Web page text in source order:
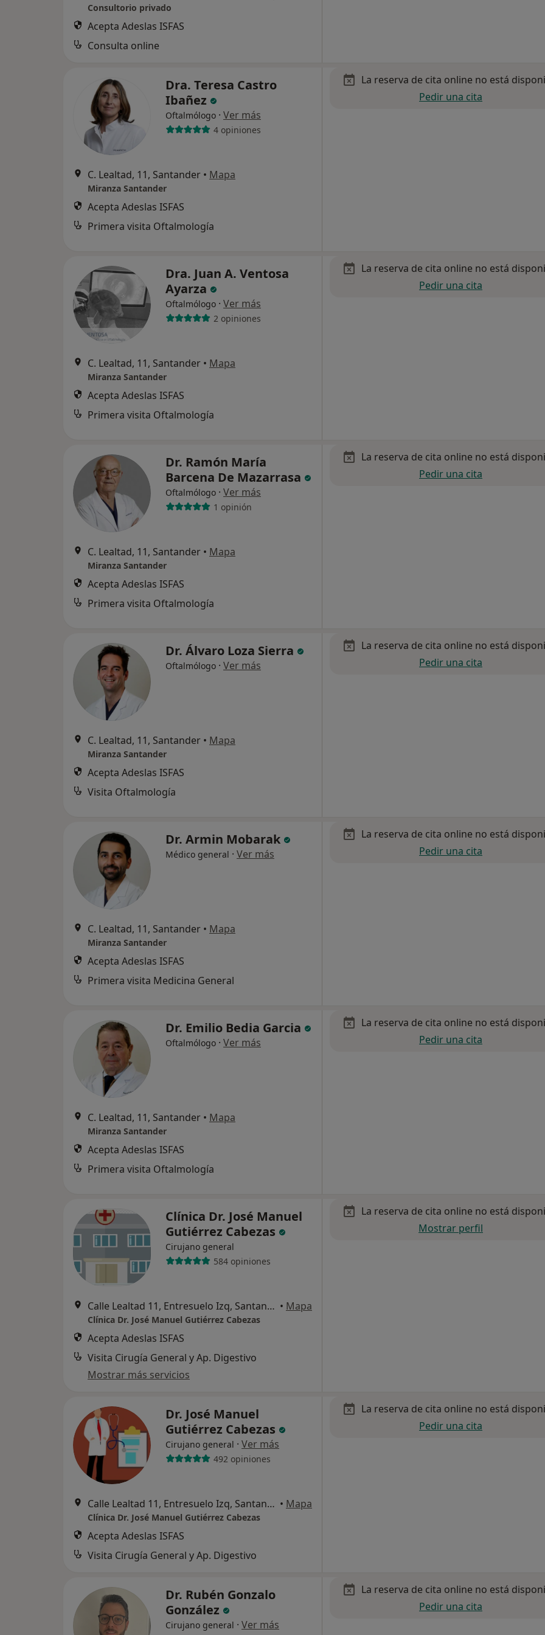
Consultorio privado
Acepta Adeslas ISFAS
Consulta online
Dra. Teresa Castro
Ibañez
Oftalmólogo · Ver más
4 opiniones
C. Lealtad, 11, Santander • Mapa
Miranza Santander
Acepta Adeslas ISFAS
Primera visita Oftalmología
La reserva de cita online no está
Pedir una cita
Dra. Juan A. Ventosa
Ayarza
Oftalmólogo · Ver más
2 opiniones
C. Lealtad, 11, Santander • Mapa
Miranza Santander
Acepta Adeslas ISFAS
Primera visita Oftalmología
La reserva de cita online no está
Pedir una cita
Dr. Ramón María
Barcena De Mazarrasa
Oftalmólogo · Ver más
1 opinión
C. Lealtad, 11, Santander • Mapa
Miranza Santander
Acepta Adeslas ISFAS
Primera visita Oftalmología
La reserva de cita online no está
Pedir una cita
Dr. Álvaro Loza Sierra
Oftalmólogo · Ver más
C. Lealtad, 11, Santander • Mapa
Miranza Santander
Acepta Adeslas ISFAS
Visita Oftalmología
La reserva de cita online no está
Pedir una cita
Dr. Armin Mobarak
Médico general · Ver más
C. Lealtad, 11, Santander • Mapa
Miranza Santander
Acepta Adeslas ISFAS
Primera visita Medicina General
La reserva de cita online no está
Pedir una cita
Dr. Emilio Bedia Garcia
Oftalmólogo · Ver más
C. Lealtad, 11, Santander • Mapa
Miranza Santander
Acepta Adeslas ISFAS
Primera visita Oftalmología
La reserva de cita online no está
Pedir una cita
Clínica Dr. José Manuel
Gutiérrez Cabezas
Cirujano general
584 opiniones
Calle Lealtad 11, Entresuelo Izq, Santander • Mapa
Clínica Dr. José Manuel Gutiérrez Cabezas
Acepta Adeslas ISFAS
Visita Cirugía General y Ap. Digestivo
Mostrar más servicios
La reserva de cita online no está
Mostrar perfil
Dr. José Manuel
Gutiérrez Cabezas
Cirujano general · Ver más
492 opiniones
Calle Lealtad 11, Entresuelo Izq, Santander • Mapa
Clínica Dr. José Manuel Gutiérrez Cabezas
Acepta Adeslas ISFAS
Visita Cirugía General y Ap. Digestivo
La reserva de cita online no está
Pedir una cita
Dr. Rubén Gonzalo
González
Cirujano general · Ver más
La reserva de cita online no está
Pedir una cita